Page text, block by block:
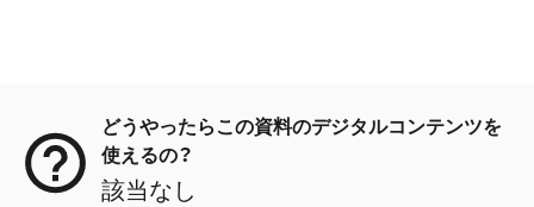
どうやったらこの資料のデジタルコンテンツを
使えるの？
該当なし